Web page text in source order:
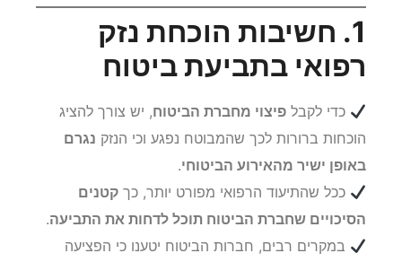
1. חשיבות הוכחת נזק
רפואי בתביעת ביטוח
כדי לקבלפיצוי מחברת הביטוח, יש צורך להציג
הוכחות ברורות לכך שהמבוטח נפגע וכי הנזק נגרם
באופן ישיר מהאירוע הביטוחי.
ככל שהתיעוד הרפואי מפורט יותר, כךקטנים
הסיכויים שחברת הביטוח תוכל לדחות את התביעה.
במקרים רבים, חברות הביטוח יטענו כי הפציעה